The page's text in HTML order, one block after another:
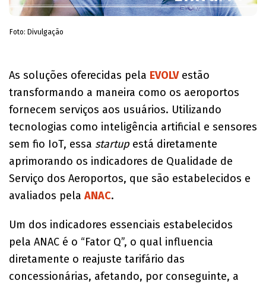
Foto: Divulgação
As soluções oferecidas pela EVOLVestão
transformando a maneira como os aeroportos
fornecem serviços aos usuários. Utilizando
tecnologias como inteligência artificial e sensores
sem fio IoT, essa startup está diretamente
aprimorando os indicadores de Qualidade de
Serviço dos Aeroportos, que são estabelecidos e
avaliados pela ANAC.
Um dos indicadores essenciais estabelecidos
pela ANAC é o “Fator Q”, o qual influencia
diretamente o reajuste tarifário das
concessionárias, afetando, por conseguinte, a